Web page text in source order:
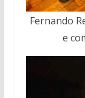
Fernando
e